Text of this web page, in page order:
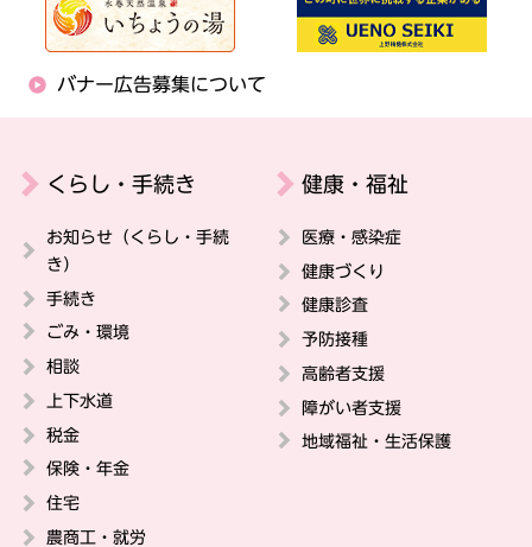
バナー広告募集について
くらし・手続き
お知らせ（くらし・手続
き）
手続き
ごみ・環境
相談
上下水道
税金
保険・年金
住宅
農商工・就労
健康・福祉
医療・感染症
健康づくり
健康診査
予防接種
高齢者支援
障がい者支援
地域福祉・生活保護